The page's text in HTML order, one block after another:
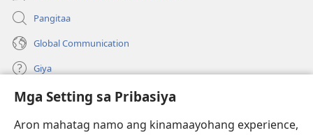
Mga Setting sa Pribasiya
Aron mahatag namo ang kinamaayohang experience,
Pangitaa
Global Communication
Giya
Donasyon
(mo-
open